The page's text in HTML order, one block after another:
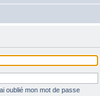
oublié mon mot de passe